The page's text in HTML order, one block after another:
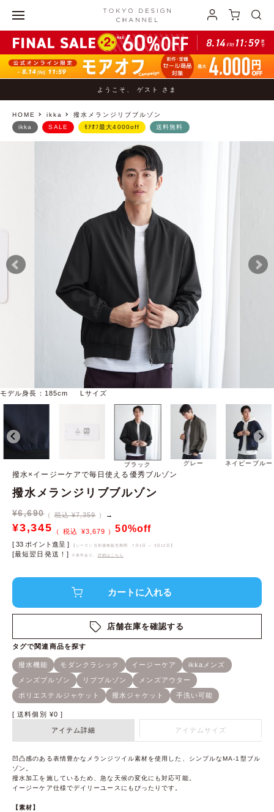
ようこそ、 ゲスト さま
HOME ikka 撥水メランジリブブルゾン
モデル身長：185cm Lサイズ
ブラック グレー ネイビーブルー
ikka SALE ﾓｱｵﾌ最大4000off 送料無料
撥水×イージーケアで毎日使える優秀ブルゾン
撥水メランジリブブルゾン
¥6,690 税込 ¥7,359 →
¥3,345 ¥3,679 50%off
[ 33 ポイント進呈 ] 【シーズン当初価格販売期間 7月1日 ～ 3月12日 】
[最短翌日発送！] ※条件あり、 詳細はこちら
店舗在庫を確認する
送料個別 ¥0
アイテム詳細 アイテムサイズ
凹凸感のある表情豊かなメランジツイル素材を使用した、シンプルなMA-1型ブル
ゾン。
撥水加工を施しているため、急な天候の変化にも対応可能。
イージーケア仕様でデイリーユースにもぴったりです。
【素材】